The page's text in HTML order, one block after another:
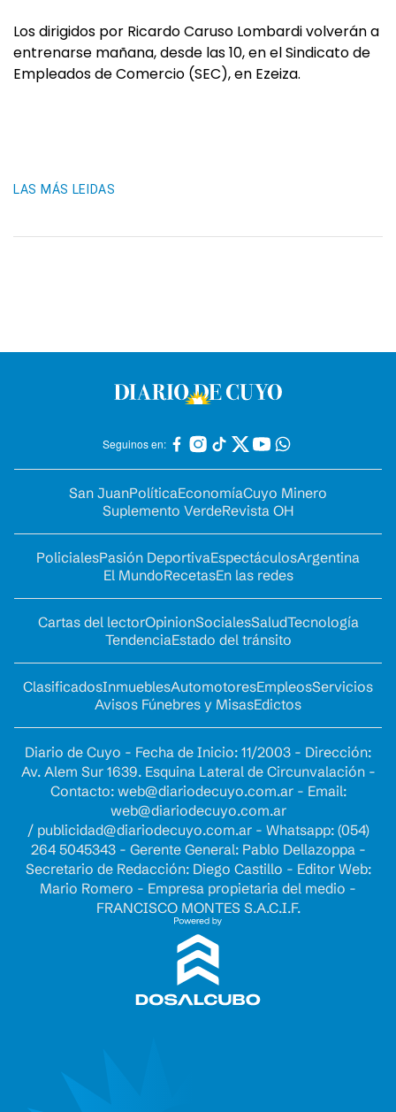
Los dirigidos por Ricardo Caruso Lombardi volverán a
entrenarse mañana, desde las 10, en el Sindicato de
Empleados de Comercio (SEC), en Ezeiza.
LAS MÁS LEIDAS
Seguinos en:
San JuanPolíticaEconomíaCuyo Minero
Suplemento VerdeRevista OH
PolicialesPasión DeportivaEspectáculosArgentina
El MundoRecetasEn las redes
Cartas del lectorOpinionSocialesSaludTecnología
TendenciaEstado del tránsito
ClasificadosInmueblesAutomotoresEmpleosServicios
Avisos Fúnebres y MisasEdictos
Diario de Cuyo - Fecha de Inicio: 11/2003 - Dirección:
Av. Alem Sur 1639. Esquina Lateral de Circunvalación -
Contacto: web@diariodecuyo.com.ar- Email:
web@diariodecuyo.com.ar
/ publicidad@diariodecuyo.com.ar- Whatsapp: (054)
264 5045343 - Gerente General: Pablo Dellazoppa -
Secretario de Redacción: Diego Castillo - Editor Web:
Mario Romero - Empresa propietaria del medio -
FRANCISCO MONTES S.A.C.I.F.